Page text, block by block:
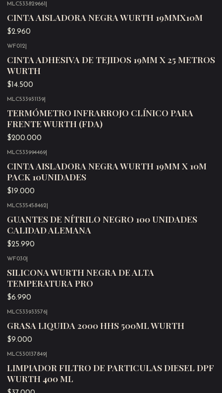
MLC533829661
CINTA AISLADORA NEGRA WURTH 19MMX10M
$2.960
WF012|
CINTA ADHESIVA DE TEJIDOS 19MM X 25 METROS
WURTH
$14.500
Agotado
MLC533931139|
TERMÓMETRO INFRARROJO CLÍNICO PARA
FRENTE WURTH (FDA)
$200.000
MLC533994469|
CINTA AISLADORA NEGRA WURTH 19MM X 10M
PACK 10UNIDADES
$19.000
MLC535458462|
GUANTES DE NÍTRILO NEGRO 100 UNIDADES
CALIDAD ALEMANA
$25.990
WF030|
SILICONA WURTH NEGRA DE ALTA
TEMPERATURA PRO
$6.990
MLC533933576|
GRASA LIQUIDA 2000 HHS 500ML WURTH
$9.000
MLC530137849|
LIMPIADOR FILTRO DE PARTICULAS DIESEL DPF
WURTH 400 ML